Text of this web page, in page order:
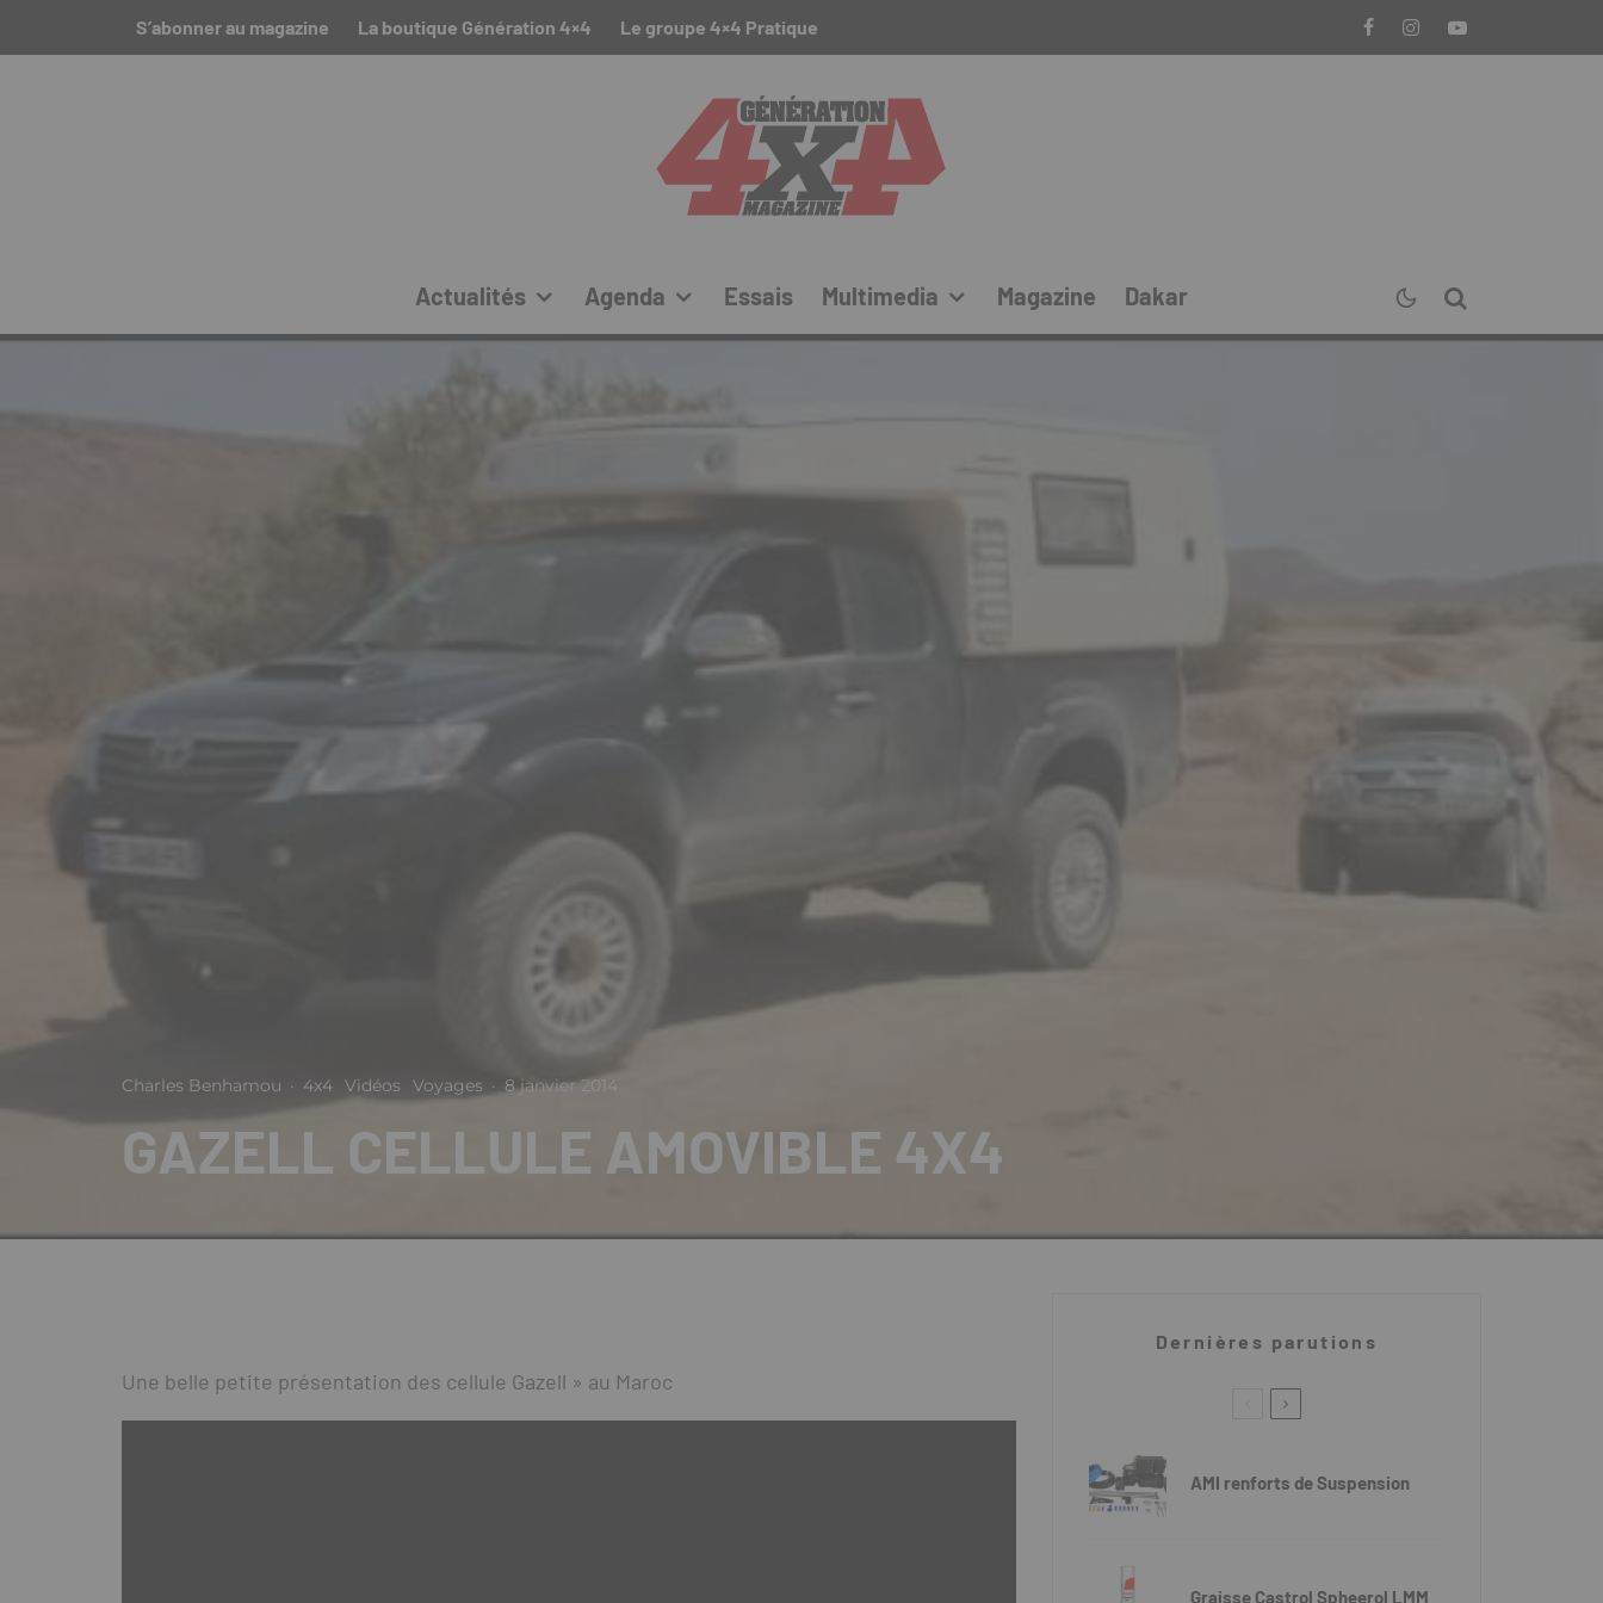
S’abonner au magazine La boutique Génération 4×4 Le groupe 4×4 Pratique
Actualités Agenda Essais Multimedia Magazine Dakar
Charles Benhamou · 4x4 Vidéos Voyages · 8 janvier 2014
GAZELL CELLULE AMOVIBLE 4X4
Une belle petite présentation des cellule Gazell » au Maroc
Dernières parutions
AMI renforts de Suspension
Graisse Castrol Spheerol LMM